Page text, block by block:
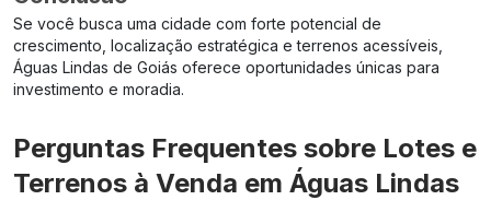
Se você busca uma cidade com forte potencial de
crescimento, localização estratégica e terrenos acessíveis,
Águas Lindas de Goiás oferece oportunidades únicas para
investimento e moradia.
Perguntas Frequentes sobre Lotes e
Terrenos à Venda em Águas Lindas